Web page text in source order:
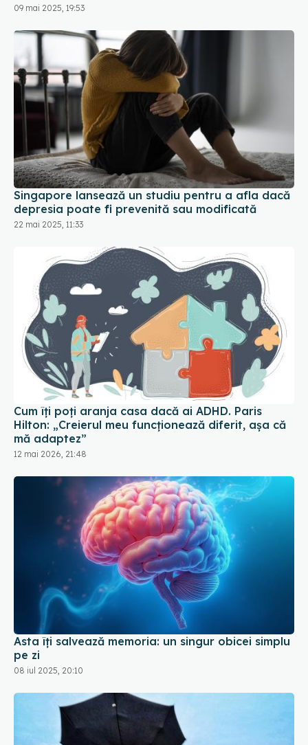
09 mai 2025, 19:53
Singapore lansează un studiu pentru a afla dacă
depresia poate fi prevenită sau modificată
22 mai 2025, 11:33
Cum îți poți aranja casa dacă ai ADHD. Paris
Hilton: „Creierul meu funcționează diferit, așa că
mă adaptez”
12 mai 2026, 21:48
Asta îți salvează memoria: un singur obicei simplu
pe zi
08 iul 2025, 20:10